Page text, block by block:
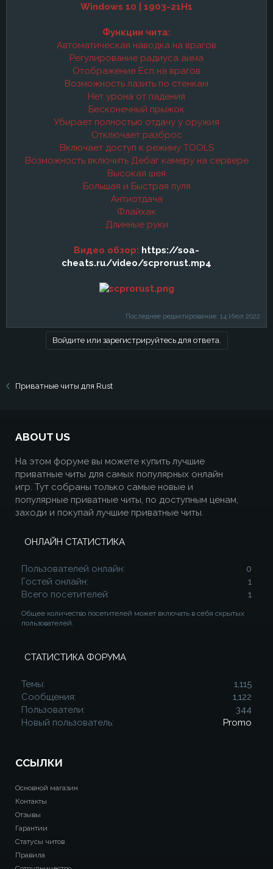
Windows 10 | 1903-21H1
Функции чита:
Автоматическая наводка на врагов
Регулирование радиуса аима
Отображение Есп на врагов
Возможность лазить по стенкам
Нет урона от падения
Бесконечный прыжок
Убирает полностью отдачу у оружия
Отключает разброс
Включает доступ к режиму TOOLS
Возможность включить Дебаг камеру на сервере
Высокая шея
Большая и Быстрая пуля
Антиотдача
Флайхак
Длинные руки
Видео обзор: https://soa-
cheats.ru/video/scprorust.mp4
Последнее редактирование: 14 Июл 2022
Войдите или зарегистрируйтесь для ответа.
Приватные читы для Rust
ABOUT US
На этом форуме вы можете купить лучшие
приватные читы для самых популярных онлайн
игр. Тут собраны только самые новые и
популярные приватные читы, по доступным ценам,
заходи и покупай лучшие приватные читы.
ОНЛАЙН СТАТИСТИКА
Пользователей онлайн
0
Гостей онлайн
1
Всего посетителей
1
Общее количество посетителей может включать в себя скрытых
пользователей.
СТАТИСТИКА ФОРУМА
Темы
1,115
Сообщения
1,122
Пользователи
344
Новый пользователь
Promo
ССЫЛКИ
Основной магазин
Контакты
Отзывы
Гарантии
Статусы читов
Правила